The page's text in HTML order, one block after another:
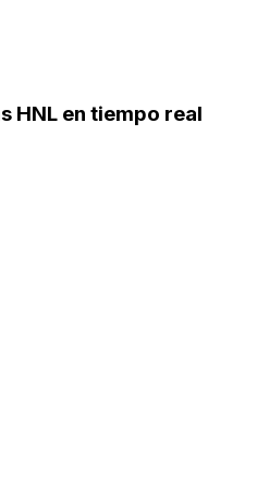
HNL en tiempo real